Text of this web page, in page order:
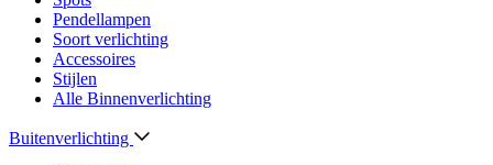
Pendellampen
Soort verlichting
Accessoires
Stijlen
Alle Binnenverlichting
Buitenverlichting